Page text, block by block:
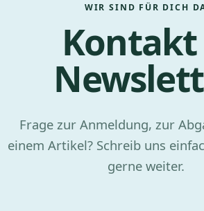
WIR SIND FÜR DICH
Kontakt
Frage zur Anmeldung, zur
einem Artikel? Schreib uns
gerne weiter.